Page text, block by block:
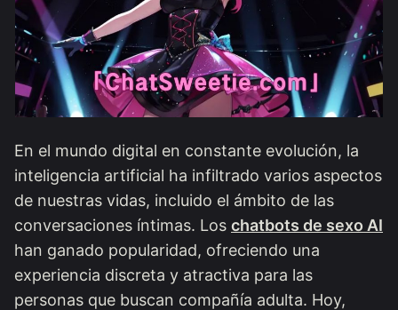
En el mundo digital en constante evolución, la
inteligencia artificial ha infiltrado varios aspectos
de nuestras vidas, incluido el ámbito de las
conversaciones íntimas. Los chatbots de sexo AI
han ganado popularidad, ofreciendo una
experiencia discreta y atractiva para las
personas que buscan compañía adulta. Hoy,